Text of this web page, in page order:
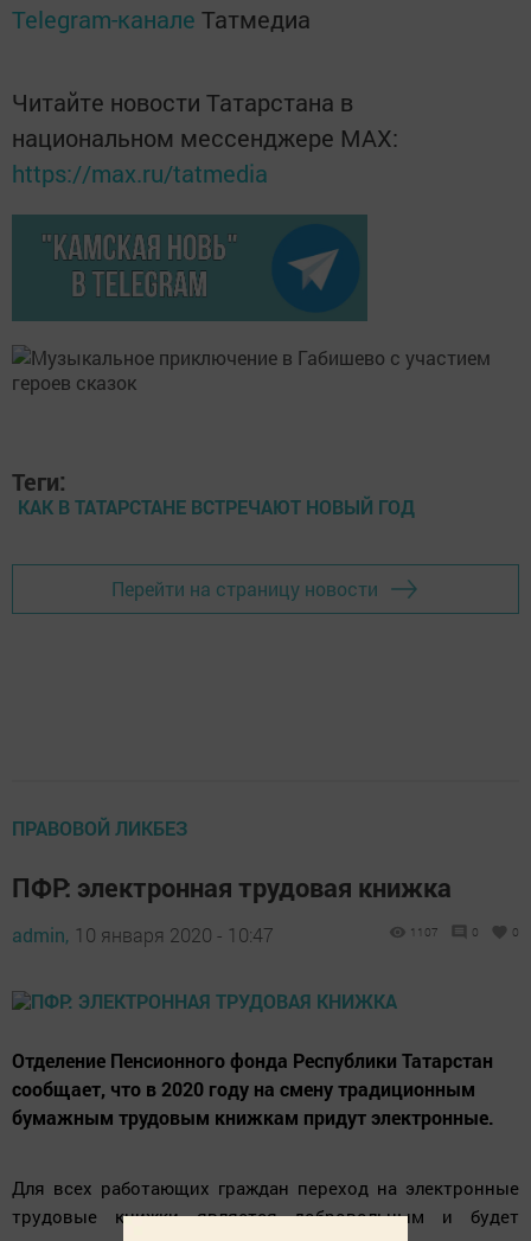
Telegram-канале Татмедиа
Читайте новости Татарстана в
национальном мессенджере MАХ:
https://max.ru/tatmedia
Теги:
КАК В ТАТАРСТАНЕ ВСТРЕЧАЮТ НОВЫЙ ГОД
Перейти на страницу новости
ПРАВОВОЙ ЛИКБЕЗ
ПФР: электронная трудовая книжка
admin, 10 января 2020 - 10:47 1107 0 0
Отделение Пенсионного фонда Республики Татарстан
сообщает, что в 2020 году на смену традиционным
бумажным трудовым книжкам придут электронные.
Для всех работающих граждан переход на электронные
трудовые книжки является добровольным и будет